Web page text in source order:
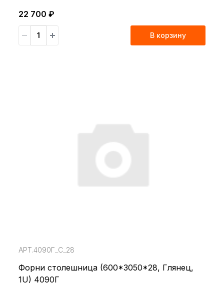
22 700 ₽
В корзину
АРТ.4090Г_С_28
Форни столешница (600*3050*28, Глянец,
1U) 4090Г